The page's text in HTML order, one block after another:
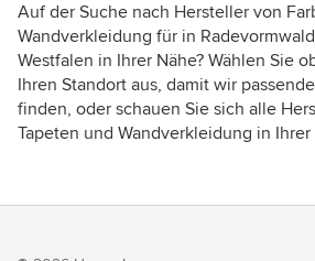
Auf der Suche nach Hersteller von
Wandverkleidung für in
Westfalen in Ihrer Nähe? Wählen Sie
Ihren Standort aus, damit wir
finden, oder schauen Sie sich alle
Tapeten und Wandverkleidung in Ihrer